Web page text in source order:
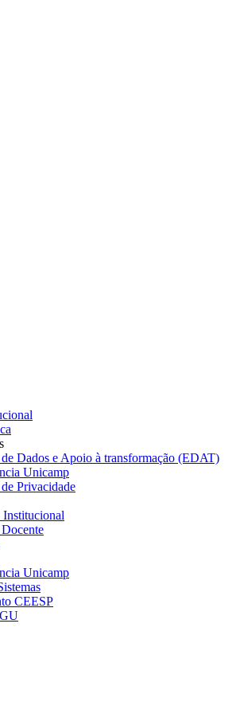
Dados e Apoio à transformação (EDAT)
Unicamp
Privacidade
Institucional
Unicamp
CEESP